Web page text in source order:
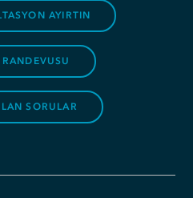
AYIRTIN
SORULAR